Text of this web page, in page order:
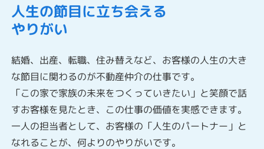
人生の節目に立ち会える
やりがい
結婚、出産、転職、住み替えなど、お客様の人生の大き
な節目に関わるのが不動産仲介の仕事です。
「この家で家族の未来をつくっていきたい」と笑顔で話
すお客様を見たとき、この仕事の価値を実感できます。
一人の担当者として、お客様の「人生のパートナー」と
なれることが、何よりのやりがいです。